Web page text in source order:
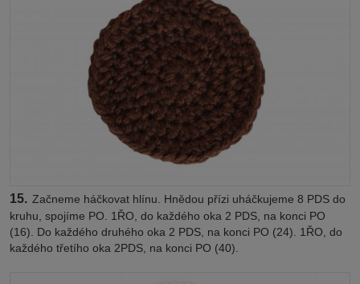
15. Začneme háčkovat hlínu. Hnědou přízi uháčkujeme 8 PDS do
kruhu, spojíme PO. 1ŘO, do každého oka 2 PDS, na konci PO
(16). Do každého druhého oka 2 PDS, na konci PO (24). 1ŘO, do
každého třetího oka 2PDS, na konci PO (40).